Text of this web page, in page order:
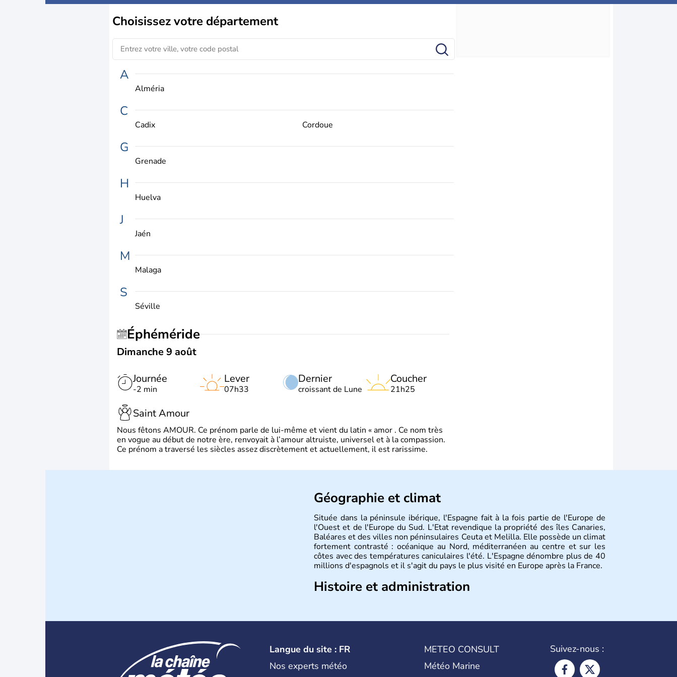
Choisissezvotre département
A
Alméria
C
Cadix Cordoue
G
Grenade
H
Huelva
J
Jaén
M
Malaga
S
Séville
Éphéméride
Dimanche 9 août
Journée
-2 min
Dernier
croissant de Lune
Lever
07h33
Coucher
21h25
Saint Amour
Nous fêtons AMOUR. Ce prénom parle de lui-même et vient du latin « amor . Ce nom très
en vogue au début de notre ère, renvoyait à l’amour altruiste, universel et à la compassion.
Ce prénom a traversé les siècles assez discrètement et actuellement, il est rarissime.
Géographie et climat
Située dans la péninsule ibérique, l'Espagne fait à la fois partie de l'Europe de
l'Ouest et de l'Europe du Sud. L'Etat revendique la propriété des îles Canaries,
Baléares et des villes non péninsulaires Ceuta et Melilla. Elle possède un climat
fortement contrasté : océanique au Nord, méditerranéen au centre et sur les
côtes avec des températures caniculaires l'été. L'Espagne dénombre plus de 40
millions d'espagnols et il s'agit du pays le plus visité en Europe après la France.
Histoire et administration
ans. Madrid rejoint le pays à partir de 1801 après avoir appartenu au Portugal.
Cette monarchie constitutionnelle intègre l'Union Européenne en 1986.
Langue du site : FR
Nos experts météo
METEO CONSULT
Météo Marine
Suivez-nous :